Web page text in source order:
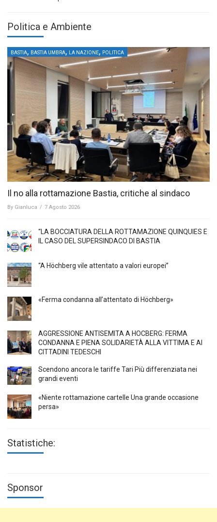
Politica e Ambiente
BASTIA, BASTIA UMBRA, LA NAZIONE, POLITICA
Il no alla rottamazione Bastia, critiche al sindaco
By Gianluca / 7 Agosto 2026
“LA BOCCIATURA DELLA ROTTAMAZIONE QUINQUIES E
IL CASO DEL SUPERSINDACO DI BASTIA
“A Höchberg vile attentato a valori europei”
«Ferma condanna all’attentato di Höchberg»
AGGRESSIONE ANTISEMITA A HÖCBERG: FERMA
CONDANNA E PIENA SOLIDARIETÀ ALLA VITTIMA E AI
CITTADINI TEDESCHI
Scendono ancora le tariffe Tari Più differenziata nei
grandi eventi
«Niente rottamazione cartelle Una grande occasione
persa»
Statistiche:
Sponsor